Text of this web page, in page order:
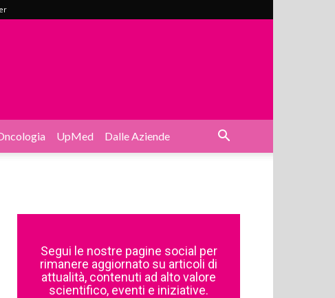
UpMed Dalle Aziende
Segui le nostre pagine social per
rimanere aggiornato su articoli di
attualità, contenuti ad alto valore
scientifico, eventi e iniziative.